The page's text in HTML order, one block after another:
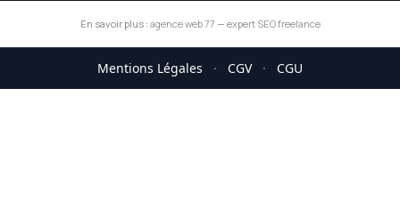
En savoir plus : agence web 77 — expert SEO freelance
Mentions Légales · CGV · CGU